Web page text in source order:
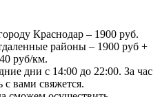
Краснодар – 1900 руб.
районы – 1900 руб +
руб/км.
дни с 14:00 до 22:00. За час
с вами свяжется.